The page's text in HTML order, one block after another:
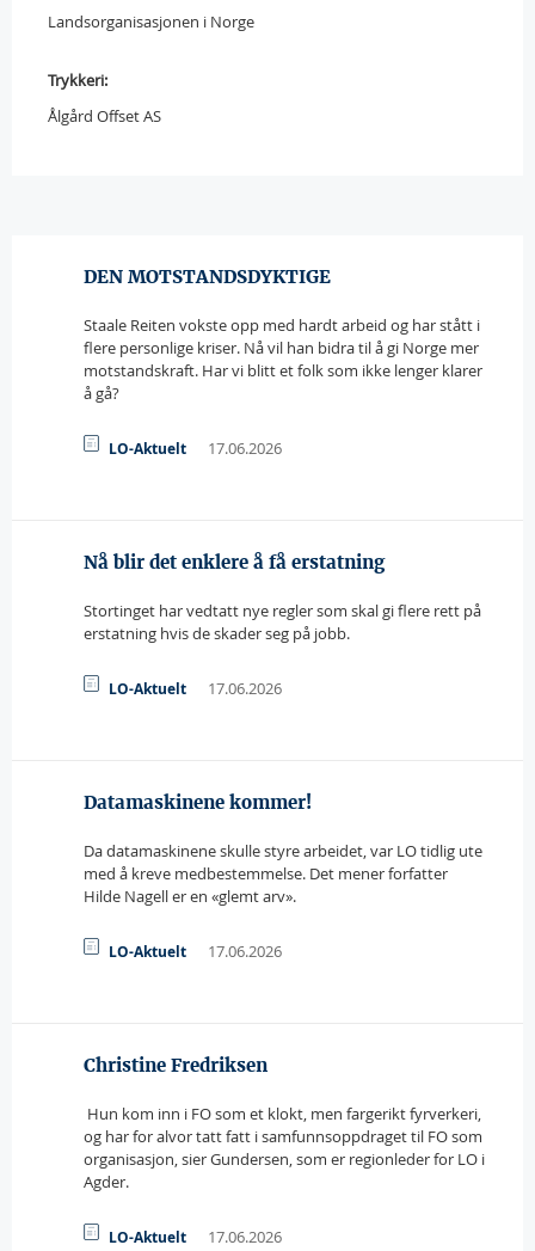
Landsorganisasjonen i Norge
Trykkeri:
Ålgård Offset AS
DEN MOTSTANDSDYKTIGE
Staale Reiten vokste opp med hardt arbeid og har stått i
flere personlige kriser. Nå vil han bidra til å gi Norge mer
motstandskraft. Har vi blitt et folk som ikke lenger klarer
å gå?
LO-Aktuelt 17.06.2026
Nå blir det enklere å få erstatning
Stortinget har vedtatt nye regler som skal gi flere rett på
erstatning hvis de skader seg på jobb.
LO-Aktuelt 17.06.2026
Datamaskinene kommer!
Da datamaskinene skulle styre arbeidet, var LO tidlig ute
med å kreve medbestemmelse. Det mener forfatter
Hilde Nagell er en «glemt arv».
LO-Aktuelt 17.06.2026
Christine Fredriksen
 Hun kom inn i FO som et klokt, men fargerikt fyrverkeri,
og har for alvor tatt fatt i samfunnsoppdraget til FO som
organisasjon, sier Gundersen, som er regionleder for LO i
Agder.
LO-Aktuelt 17.06.2026